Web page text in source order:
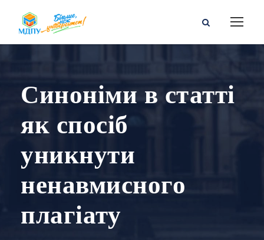
Синоніми в статті
як спосіб
уникнути
ненавмисного
плагіату